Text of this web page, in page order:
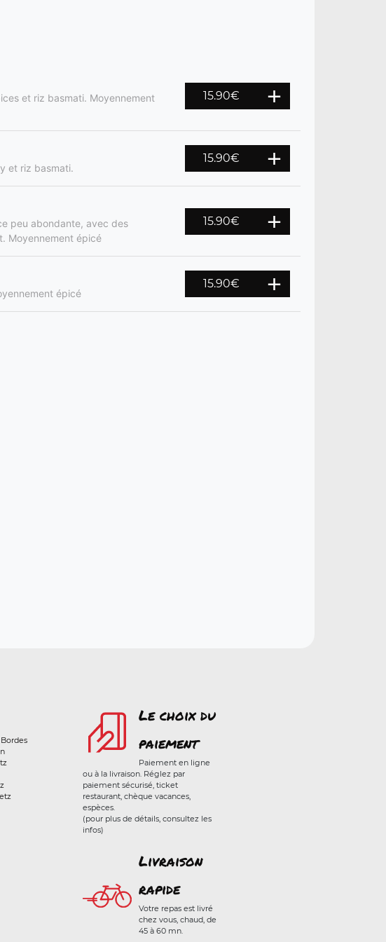
et riz basmati. Moyennement
15.90€
et riz basmati.
15.90€
peu abondante, avec des
Moyennement épicé
15.90€
épicé
15.90€
Le choix du
paiement
Paiement en ligne
ou à la livraison. Réglez par
paiement sécurisé, ticket
restaurant, chèque vacances,
espèces.
(pour plus de détails, consultez les
infos)
Livraison
rapide
Votre repas est livré
chez vous, chaud, de
45 à 60 mn.